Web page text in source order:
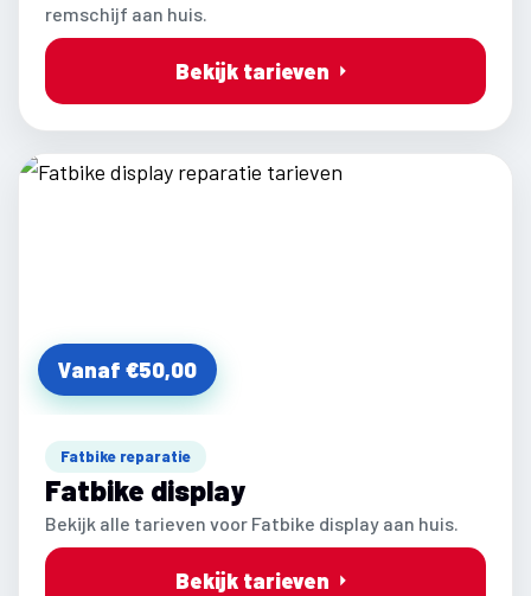
remschijf aan huis.
Bekijk tarieven
Vanaf €50,00
Fatbike reparatie
Fatbike display
Bekijk alle tarieven voor Fatbike display aan huis.
Bekijk tarieven